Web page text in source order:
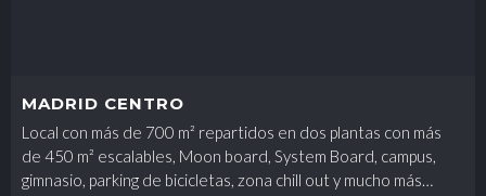
MADRID CENTRO
Local con más de 700 m² repartidos en dos plantas con más
de 450 m² escalables, Moon board, System Board, campus,
gimnasio, parking de bicicletas, zona chill out y mucho más…